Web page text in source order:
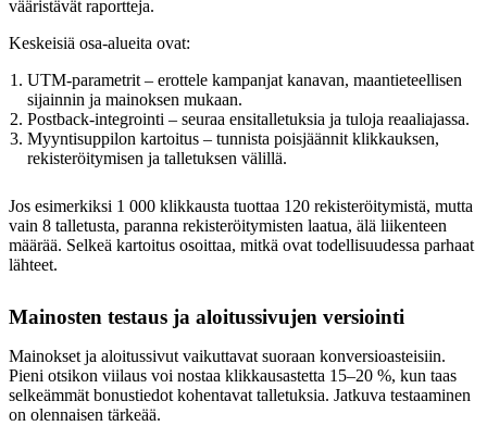
vääristävät raportteja.
Keskeisiä osa-alueita ovat:
UTM-parametrit – erottele kampanjat kanavan, maantieteellisen
sijainnin ja mainoksen mukaan.
Postback-integrointi – seuraa ensitalletuksia ja tuloja reaaliajassa.
Myyntisuppilon kartoitus – tunnista poisjäännit klikkauksen,
rekisteröitymisen ja talletuksen välillä.
Jos esimerkiksi 1 000 klikkausta tuottaa 120 rekisteröitymistä, mutta
vain 8 talletusta, paranna rekisteröitymisten laatua, älä liikenteen
määrää. Selkeä kartoitus osoittaa, mitkä ovat todellisuudessa parhaat
lähteet.
Mainosten testaus ja aloitussivujen versiointi
Mainokset ja aloitussivut vaikuttavat suoraan konversioasteisiin.
Pieni otsikon viilaus voi nostaa klikkausastetta 15–20 %, kun taas
selkeämmät bonustiedot kohentavat talletuksia. Jatkuva testaaminen
on olennaisen tärkeää.